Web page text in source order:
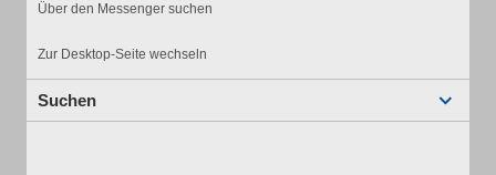
Über den Messenger suchen
Zur Desktop-Seite wechseln
Suchen